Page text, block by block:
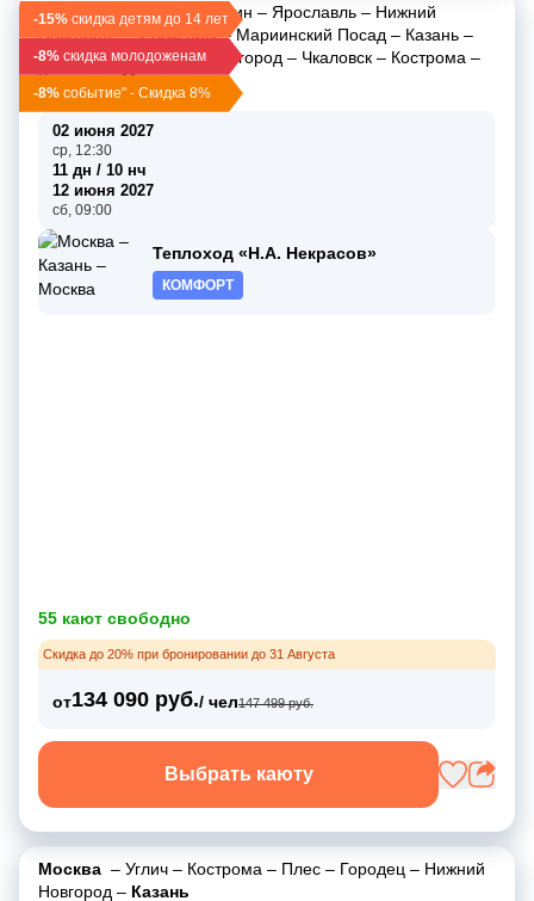
-15% скидка детям до 14 лет
-8% скидка молодоженам
-8% событие" - Скидка 8%
Москва –Углич–Мышкин – Ярославль – Нижний
Новгород–Чебоксары–Мариинский Посад – Казань –
Макарьево–Нижний Новгород – Чкаловск – Кострома –
Калязин–Москва
02 июня 2027
ср, 12:30
11 дн / 10 нч
12 июня 2027
сб, 09:00
Теплоход «Н.А. Некрасов»
КОМФОРТ
55 кают свободно
Скидка до 20% при бронировании до 31 Августа
от134 090 руб./ чел147 499 руб.
Выбрать каюту
Москва – Углич – Кострома – Плес – Городец – Нижний
Новгород – Казань